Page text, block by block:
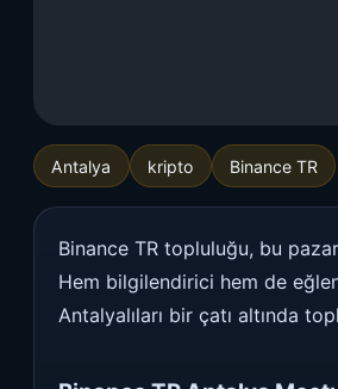
Antalya kripto Binance TR
Binance TR topluluğu, bu
Hem bilgilendirici hem de
Antalyalıları bir çatı altında